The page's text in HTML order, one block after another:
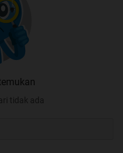
tidak ada